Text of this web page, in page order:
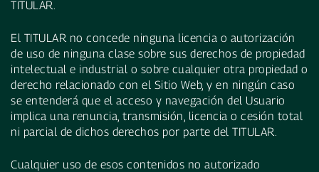
TITULAR.
El TITULAR no concede ninguna licencia o autorización
de uso de ninguna clase sobre sus derechos de propiedad
intelectual e industrial o sobre cualquier otra propiedad o
derecho relacionado con el Sitio Web, y en ningún caso
se entenderá que el acceso y navegación del Usuario
implica una renuncia, transmisión, licencia o cesión total
ni parcial de dichos derechos por parte del TITULAR.
Cualquier uso de esos contenidos no autorizado